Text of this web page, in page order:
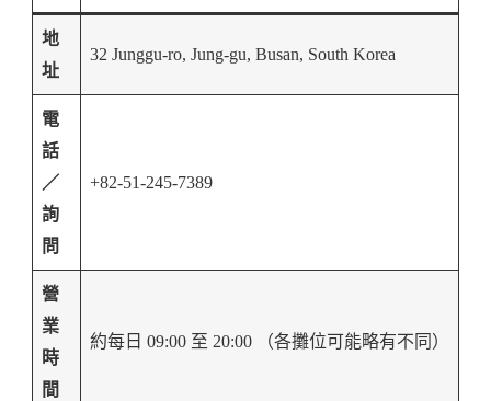
地
址
32 Junggu-ro, Jung-gu, Busan, South Korea
電
話
／
詢
問
+82-51-245-7389
營
業
時
間
約每日 09:00 至 20:00 （各攤位可能略有不同）